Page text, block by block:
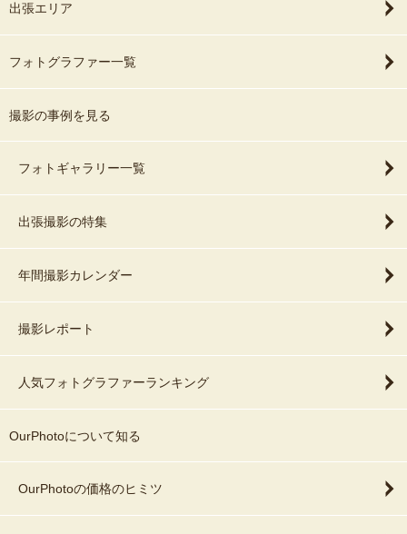
出張エリア
フォトグラファー一覧
撮影の事例を見る
フォトギャラリー一覧
出張撮影の特集
年間撮影カレンダー
撮影レポート
人気フォトグラファーランキング
OurPhotoについて知る
OurPhotoの価格のヒミツ